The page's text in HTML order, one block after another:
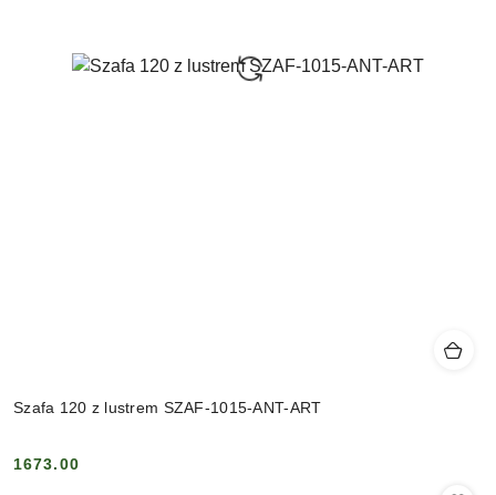
Szafa 120 z lustrem SZAF-1015-ANT-ART
Cena:
1673.00